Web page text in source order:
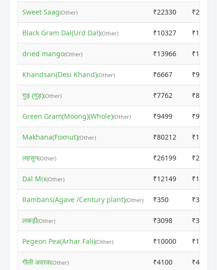
Sweet Saag(Other) ₹22330 ₹22340
Black Gram Dal(Urd Dal)(Other) ₹10327 ₹10337
dried mango(Other) ₹13966 ₹13976
Khandsari(Desi Khand)(Other) ₹6667 ₹9311
गुड़ (गुड़)(Other) ₹7762 ₹8615
Green Gram(Moong)(Whole)(Other) ₹9499 ₹9509
Makhana(Foxnut)(Other) ₹80212
लहसुन(Other) ₹26199 ₹26209
Dal Mix(Other) ₹12149 ₹14416
Rambans(Agave /Century plant)(Other) ₹350 ₹360
लकड़ी(Other) ₹3098 ₹3108
Pegeon Pea(Arhar Fali)(Other) ₹10000 ₹10010
गीली अदरक(Other) ₹4100 ₹4110